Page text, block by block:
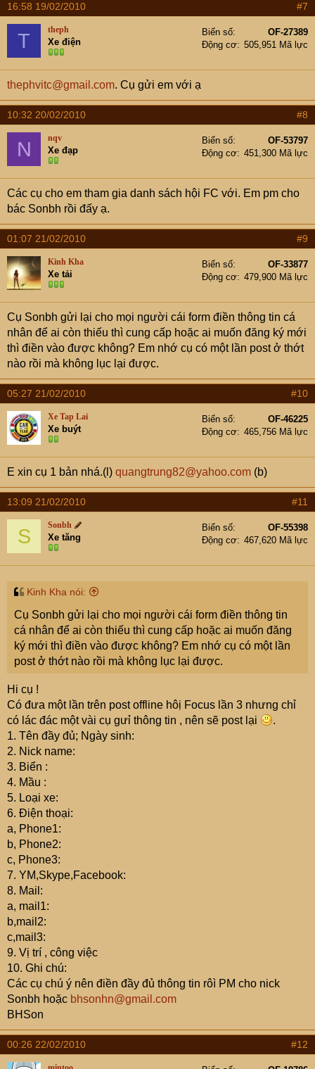
16:58 19/02/2010 #7
T theph
Xe điện
Biển số
OF-27389
Động cơ
505,951 Mã lực
thephvitc@gmail.com. Cụ gửi em với ạ
10:32 20/02/2010 #8
N nqv
Xe đạp
Biển số
OF-53797
Động cơ
451,300 Mã lực
Các cụ cho em tham gia danh sách hội FC với. Em pm cho
bác Sonbh rồi đấy ạ.
01:07 21/02/2010 #9
Kinh Kha
Xe tải
Biển số
OF-33877
Động cơ
479,900 Mã lực
Cụ Sonbh gửi lại cho mọi người cái form điền thông tin cá
nhân để ai còn thiếu thì cung cấp hoặc ai muốn đăng ký mới
thì điền vào được không? Em nhớ cụ có một lần post ở thớt
nào rồi mà không lục lại được.
05:27 21/02/2010 #10
Xe Tap Lai
Xe buýt
Biển số
OF-46225
Động cơ
465,756 Mã lực
E xin cụ 1 bản nhá.(l) quangtrung82@yahoo.com (b)
13:09 21/02/2010 #11
S Sonbh
Xe tăng
Biển số
OF-55398
Động cơ
467,620 Mã lực
Kinh Kha nói:
Cụ Sonbh gửi lại cho mọi người cái form điền thông tin
cá nhân để ai còn thiếu thì cung cấp hoặc ai muốn đăng
ký mới thì điền vào được không? Em nhớ cụ có một lần
post ở thớt nào rồi mà không lục lại được.
Hi cụ !
Có đưa một lần trên post offline hôị Focus lần 3 nhưng chỉ
có lác đác một vài cụ gưỉ thông tin , nên sẽ post lại
.
1. Tên đầy đủ; Ngày sinh:
2. Nick name:
3. Biển :
4. Mầu :
5. Loại xe:
6. Điện thoại:
a, Phone1:
b, Phone2:
c, Phone3:
7. YM,Skype,Facebook:
8. Mail:
a, mail1:
b,mail2:
c,mail3:
9. Vị trí , công việc
10. Ghi chú:
Các cụ chú ý nên điền đầy đủ thông tin rôì PM cho nick
Sonbh hoặc bhsonhn@gmail.com
BHSon
00:26 22/02/2010 #12